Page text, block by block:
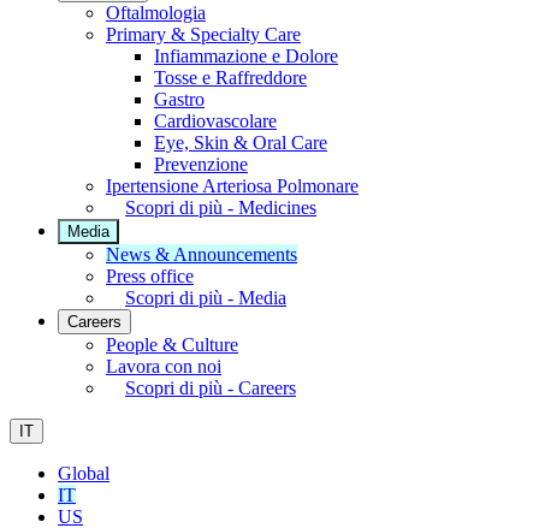
Oftalmologia
Primary & Specialty Care
Infiammazione e Dolore
Tosse e Raffreddore
Gastro
Cardiovascolare
Eye, Skin & Oral Care
Prevenzione
Ipertensione Arteriosa Polmonare
Scopri di più - Medicines
Media
News & Announcements
Press office
Scopri di più - Media
Careers
People & Culture
Lavora con noi
Scopri di più - Careers
IT
Global
IT
US